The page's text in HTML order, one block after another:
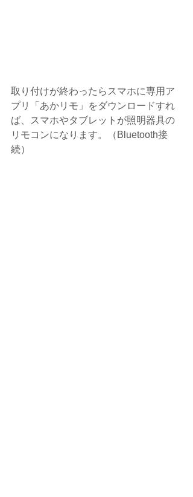
取り付けが終わったらスマホに専用ア
プリ「あかリモ」をダウンロードすれ
ば、スマホやタブレットが照明器具の
リモコンになります。（Bluetooth接
続）